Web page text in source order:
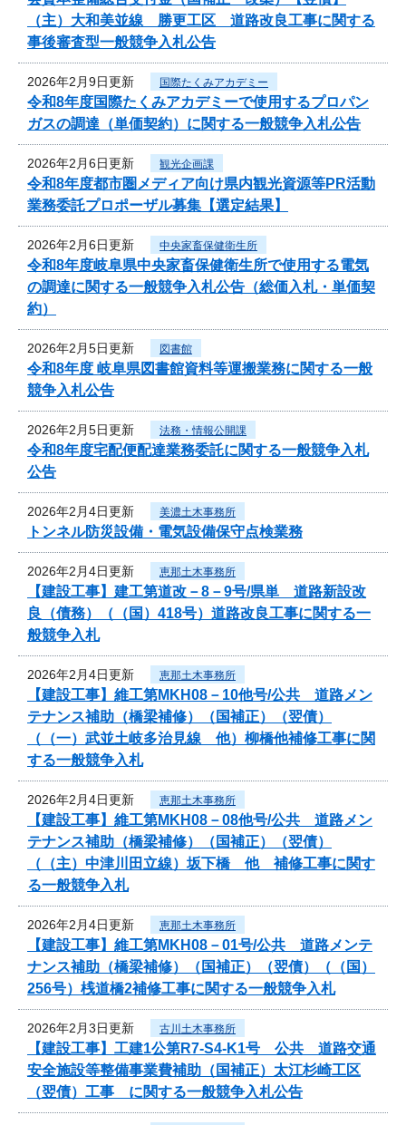
（主）大和美並線 勝更工区 道路改良工事に関する
事後審査型一般競争入札公告
2026年2月9日更新 国際たくみアカデミー
令和8年度国際たくみアカデミーで使用するプロパン
ガスの調達（単価契約）に関する一般競争入札公告
2026年2月6日更新 観光企画課
令和8年度都市圏メディア向け県内観光資源等PR活動
業務委託プロポーザル募集【選定結果】
2026年2月6日更新 中央家畜保健衛生所
令和8年度岐阜県中央家畜保健衛生所で使用する電気
の調達に関する一般競争入札公告（総価入札・単価契
約）
2026年2月5日更新 図書館
令和8年度 岐阜県図書館資料等運搬業務に関する一般
競争入札公告
2026年2月5日更新 法務・情報公開課
令和8年度宅配便配達業務委託に関する一般競争入札
公告
2026年2月4日更新 美濃土木事務所
トンネル防災設備・電気設備保守点検業務
2026年2月4日更新 恵那土木事務所
【建設工事】建工第道改－8－9号/県単 道路新設改
良（債務）（（国）418号）道路改良工事に関する一
般競争入札
2026年2月4日更新 恵那土木事務所
【建設工事】維工第MKH08－10他号/公共 道路メン
テナンス補助（橋梁補修）（国補正）（翌債）
（（一）武並土岐多治見線 他）柳橋他補修工事に関
する一般競争入札
2026年2月4日更新 恵那土木事務所
【建設工事】維工第MKH08－08他号/公共 道路メン
テナンス補助（橋梁補修）（国補正）（翌債）
（（主）中津川田立線）坂下橋 他 補修工事に関す
る一般競争入札
2026年2月4日更新 恵那土木事務所
【建設工事】維工第MKH08－01号/公共 道路メンテ
ナンス補助（橋梁補修）（国補正）（翌債）（（国）
256号）桟道橋2補修工事に関する一般競争入札
2026年2月3日更新 古川土木事務所
【建設工事】工建1公第R7-S4-K1号 公共 道路交通
安全施設等整備事業費補助（国補正）太江杉崎工区
（翌債）工事 に関する一般競争入札公告